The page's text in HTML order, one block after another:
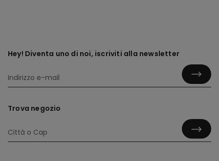
Hey! Diventa uno di noi, iscriviti alla newsletter
Trova negozio